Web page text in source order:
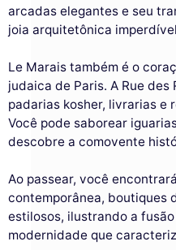
arcadas elegantes e seu
joia arquitetônica
Le Marais também é o
judaica de Paris. A Rue
padarias kosher, livrarias e
Você pode saborear
descobre a comovente
Ao passear, você
contemporânea, boutiques
estilosos, ilustrando a
modernidade que